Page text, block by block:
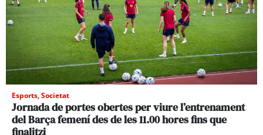
Esports,Societat
Jornada de portes obertes per viure l’entrenament
del Barça femení des de les 11.00 hores fins que
finalitzi